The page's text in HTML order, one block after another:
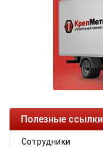
Полезные ссылки
Сотрудники